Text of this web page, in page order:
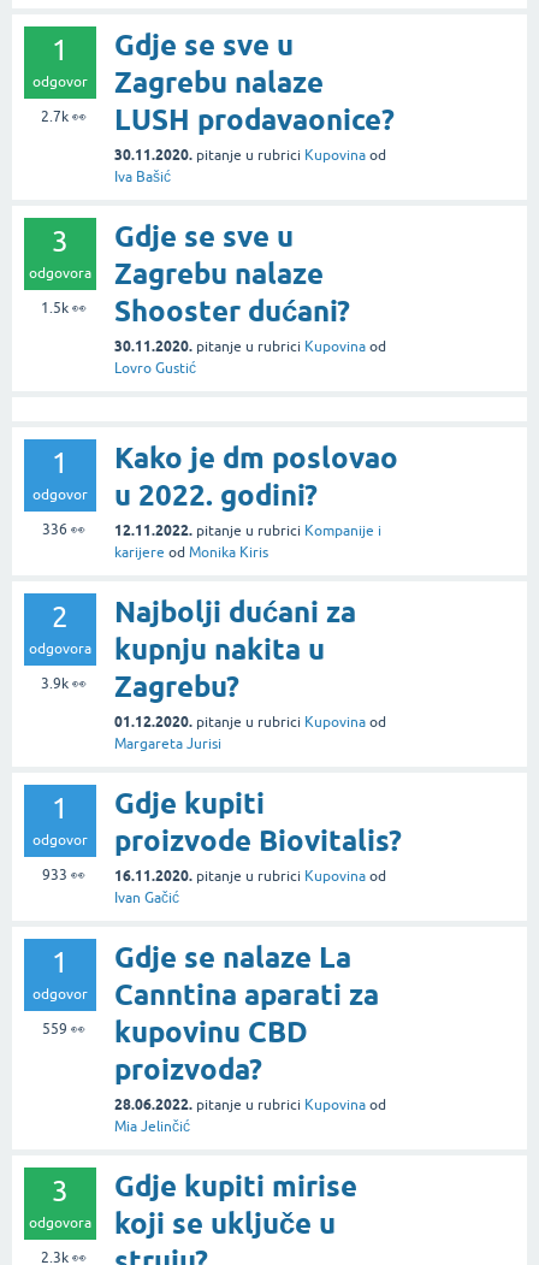
1
odgovor
2.7k👀
Gdje se sve u
Zagrebu nalaze
LUSH prodavaonice?
30.11.2020. pitanje u rubrici Kupovina od
Iva Bašić
3
odgovora
1.5k👀
Gdje se sve u
Zagrebu nalaze
Shooster dućani?
30.11.2020. pitanje u rubrici Kupovina od
Lovro Gustić
1
odgovor
336 👀
Kako je dm poslovao
u 2022. godini?
12.11.2022. pitanje u rubrici Kompanije i
karijere od Monika Kiris
2
odgovora
3.9k👀
Najbolji dućani za
kupnju nakita u
Zagrebu?
01.12.2020. pitanje u rubrici Kupovina od
Margareta Jurisi
1
odgovor
933 👀
Gdje kupiti
proizvode Biovitalis?
16.11.2020. pitanje u rubrici Kupovina od
Ivan Gačić
1
odgovor
559 👀
Gdje se nalaze La
Canntina aparati za
kupovinu CBD
proizvoda?
28.06.2022. pitanje u rubrici Kupovina od
Mia Jelinčić
3
odgovora
2.3k👀
Gdje kupiti mirise
koji se uključe u